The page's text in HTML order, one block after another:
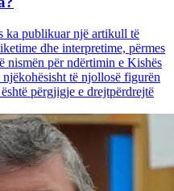
ka publikuar një artikull të
dhe interpretime, përmes
nismën për ndërtimin e Kishës
të njollosë figurën
përgjigje e drejtpërdrejtë